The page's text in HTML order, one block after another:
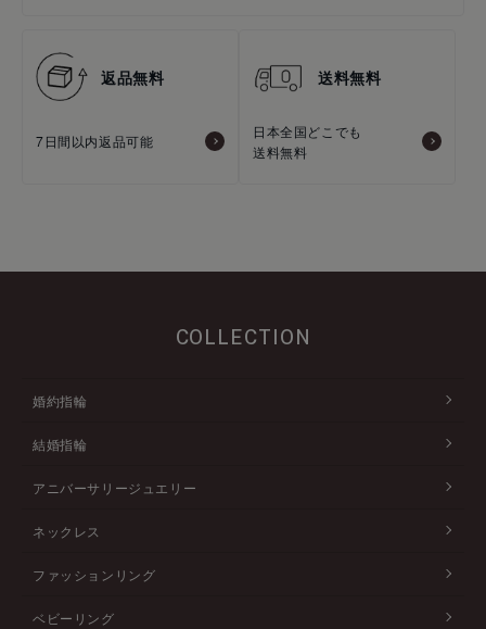
返品無料
7日間以内返品可能
送料無料
日本全国どこでも
送料無料
COLLECTION
婚約指輪
結婚指輪
アニバーサリージュエリー
ネックレス
ファッションリング
ベビーリング